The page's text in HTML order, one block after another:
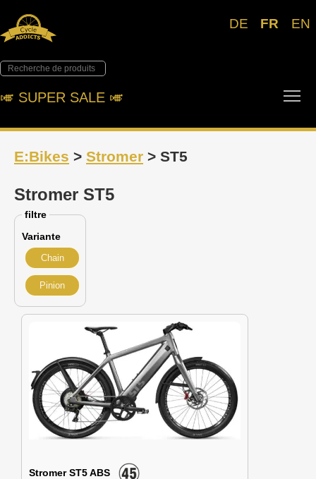
DE FR EN
🎺︎ SUPER SALE 🎺︎
E:Bikes > Stromer > ST5
Stromer ST5
filtre
Variante
Chain
Pinion
Stromer ST5 ABS